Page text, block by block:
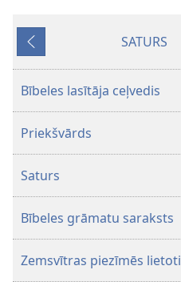
Jaunās
Iepriekšējais
SATURS
Bībeles lasītāja ceļvedis
Priekšvārds
Saturs
Bībeles grāmatu saraksts
Zemsvītras piezīmēs